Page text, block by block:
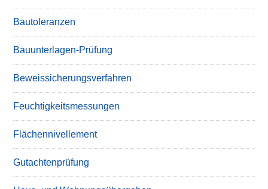
Bautoleranzen
Bauunterlagen-Prüfung
Beweissicherungsverfahren
Feuchtigkeitsmessungen
Flächennivellement
Gutachtenprüfung